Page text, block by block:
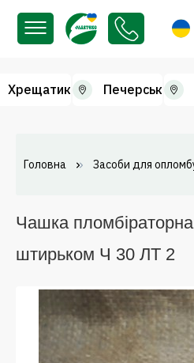
Хрещатик Печерськ
Головна Засоби для
Чашка пломбіраторна
штирьком Ч 30 ЛТ 2